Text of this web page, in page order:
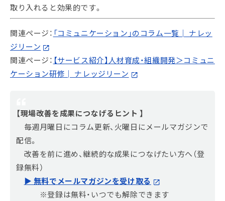
取り入れると効果的です。
関連ページ： 「コミュニケーション」のコラム一覧│ ナレッ
ジリーン
関連ページ： 【サービス紹介】人材育成・組織開発＞コミュニ
ケーション研修│ ナレッジリーン
【現場改善を成果につなげるヒント 】
毎週月曜日にコラム更新、火曜日にメールマガジンで
配信。
改善を前に進め、継続的な成果につなげたい方へ（登
録無料）
▶ 無料でメールマガジンを受け取る
※登録は無料・いつでも解除できます